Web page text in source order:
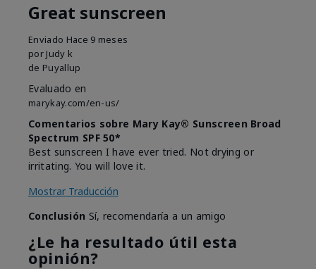
Great sunscreen
Enviado Hace 9 meses
por Judy k
de Puyallup
Evaluado en
marykay.com/en-us/
Comentarios sobre Mary Kay® Sunscreen Broad
Spectrum SPF 50*
Best sunscreen I have ever tried. Not drying or
irritating. You will love it.
Mostrar Traducción
Conclusión Sí, recomendaría a un amigo
¿Le ha resultado útil esta
opinión?